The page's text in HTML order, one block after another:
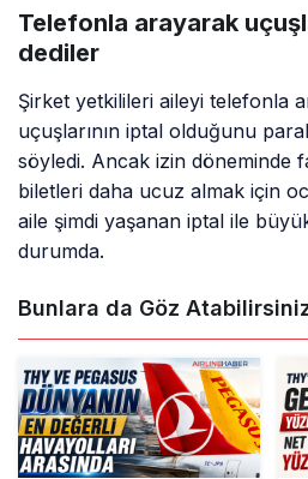
Telefonla arayarak
dediler
Şirket yetkilileri aileyi telefonla
uçuşlarının iptal olduğunu
söyledi. Ancak izin döneminde
biletleri daha ucuz almak için
aile şimdi yaşanan iptal ile
durumda.
Bunlara da Göz